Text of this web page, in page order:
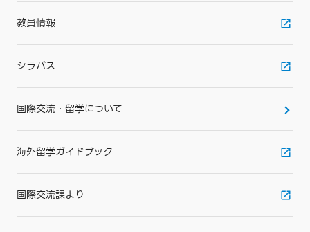
教員情報
シラバス
国際交流・留学について
海外留学ガイドブック
国際交流課より